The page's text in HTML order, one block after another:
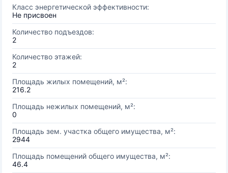
Класс энергетической эффективности:
Не присвоен
Количество подъездов:
2
Количество этажей:
2
Площадь жилых помещений, м²:
216.2
Площадь нежилых помещений, м²:
0
Площадь зем. участка общего имущества, м²:
2944
Площадь помещений общего имущества, м²:
46.4